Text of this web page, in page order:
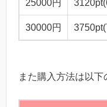
25000円
30000円
また購入方法は以下